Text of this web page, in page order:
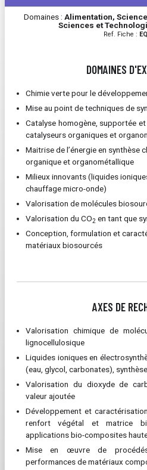
Domaines : Alimentation,
Sciences et
Ref. Fiche :
DOMAINES
Chimie verte pour le
Mise au point de techniques de
Catalyse homogène, supportée
catalyseurs organiques et
Maitrise de l’énergie en synthèse
organique et organométallique
Milieux innovants (liquides
chauffage micro-onde)
Valorisation de molécules
Valorisation du CO2 en tant que
Conception, formulation et
matériaux biosourcés
AXES DE
Valorisation chimique de
lignocellulosique
Liquides ioniques en
(eau, glycol, carbonates),
Valorisation du dioxyde de
valeur ajoutée
Développement et
renfort végétal et matrice
applications bio-composites
Mise en œuvre de
performances de matériaux